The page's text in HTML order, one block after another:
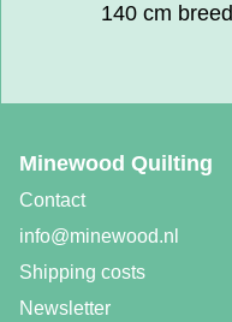
140 cm breed
Minewood Quilting
Contact
info@minewood.nl
Shipping costs
Newsletter